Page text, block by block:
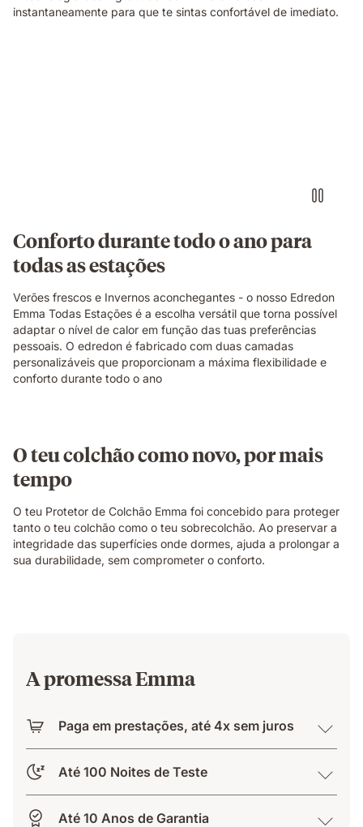
instantaneamente para que te sintas confortável de imediato.
Conforto durante todo o ano para
todas as estações
Verões frescos e Invernos aconchegantes - o nosso Edredon
Emma Todas Estações é a escolha versátil que torna possível
adaptar o nível de calor em função das tuas preferências
pessoais. O edredon é fabricado com duas camadas
personalizáveis que proporcionam a máxima flexibilidade e
conforto durante todo o ano
O teu colchão como novo, por mais
tempo
O teu Protetor de Colchão Emma foi concebido para proteger
tanto o teu colchão como o teu sobrecolchão. Ao preservar a
integridade das superfícies onde dormes, ajuda a prolongar a
sua durabilidade, sem comprometer o conforto.
A promessa Emma
Paga em prestações, até 4x sem juros
Até 100 Noites de Teste
Até 10 Anos de Garantia